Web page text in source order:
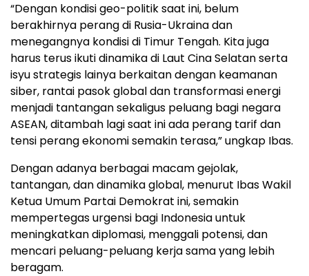
“Dengan kondisi geo-politik saat ini, belum
berakhirnya perang di Rusia-Ukraina dan
menegangnya kondisi di Timur Tengah. Kita juga
harus terus ikuti dinamika di Laut Cina Selatan serta
isyu strategis lainya berkaitan dengan keamanan
siber, rantai pasok global dan transformasi energi
menjadi tantangan sekaligus peluang bagi negara
ASEAN, ditambah lagi saat ini ada perang tarif dan
tensi perang ekonomi semakin terasa,” ungkap Ibas.
Dengan adanya berbagai macam gejolak,
tantangan, dan dinamika global, menurut Ibas Wakil
Ketua Umum Partai Demokrat ini, semakin
mempertegas urgensi bagi Indonesia untuk
meningkatkan diplomasi, menggali potensi, dan
mencari peluang-peluang kerja sama yang lebih
beragam.